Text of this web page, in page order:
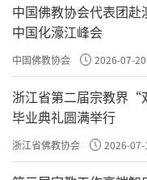
中国佛教协会代表团
中国化濠江峰会
中国佛教协会 2026-07-
浙江省第二届宗教界
毕业典礼圆满举行
浙江省佛教协会 2026-07-